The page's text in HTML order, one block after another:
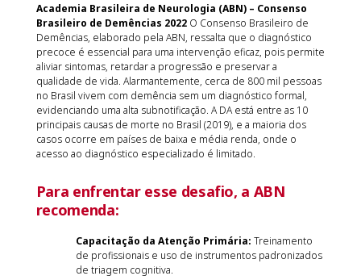
Academia Brasileira de Neurologia (ABN) – Consenso
Brasileiro de Demências 2022O Consenso Brasileiro de
Demências, elaborado pela ABN, ressalta que o diagnóstico
precoce é essencial para uma intervenção eficaz, pois permite
aliviar sintomas, retardar a progressão e preservar a
qualidade de vida. Alarmantemente, cerca de 800 mil pessoas
no Brasil vivem com demência sem um diagnóstico formal,
evidenciando uma alta subnotificação. A DA está entre as 10
principais causas de morte no Brasil (2019), e a maioria dos
casos ocorre em países de baixa e média renda, onde o
acesso ao diagnóstico especializado é limitado.
Para enfrentar esse desafio, a ABN
recomenda:
Capacitação da Atenção Primária: Treinamento
de profissionais e uso de instrumentos padronizados
de triagem cognitiva.